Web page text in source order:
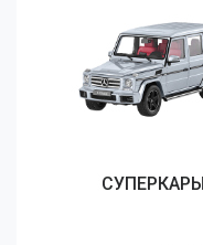
СУПЕРКАРЫ